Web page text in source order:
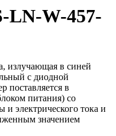
LN-W-457-
излучающая в синей
с диодной
поставляется в
питания) со
и электрического тока и
значением